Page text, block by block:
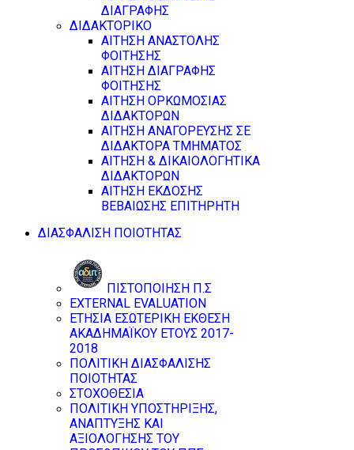
ΔΙΑΓΡΑΦΗΣ
ΔΙΔΑΚΤΟΡΙΚΟ
ΑΙΤΗΣΗ ΑΝΑΣΤΟΛΗΣ
ΦΟΙΤΗΣΗΣ
ΑΙΤΗΣΗ ΔΙΑΓΡΑΦΗΣ
ΦΟΙΤΗΣΗΣ
ΑΙΤΗΣΗ ΟΡΚΩΜΟΣΙΑΣ
ΔΙΔΑΚΤΟΡΩΝ
ΑΙΤΗΣΗ ΑΝΑΓΟΡΕΥΣΗΣ ΣΕ
ΔΙΔΑΚΤΟΡΑ ΤΜΗΜΑΤΟΣ
ΑΙΤΗΣΗ & ΔΙΚΑΙΟΛΟΓΗΤΙΚΑ
ΔΙΔΑΚΤΟΡΩΝ
ΑΙΤΗΣΗ ΕΚΔΟΣΗΣ
ΒΕΒΑΙΩΣΗΣ ΕΠΙΤΗΡΗΤΗ
ΔΙΑΣΦΑΛΙΣΗ ΠΟΙΟΤΗΤΑΣ
ΠΙΣΤΟΠΟΙΗΣΗ Π.Σ
EXTERNAL EVALUATION
ΕΤΗΣΙΑ ΕΣΩΤΕΡΙΚΗ ΕΚΘΕΣΗ
ΑΚΑΔΗΜΑΪΚΟΥ ΕΤΟΥΣ 2017-
2018
ΠΟΛΙΤΙΚΗ ΔΙΑΣΦΑΛΙΣΗΣ
ΠΟΙΟΤΗΤΑΣ
ΣΤΟΧΟΘΕΣΙΑ
ΠΟΛΙΤΙΚΗ ΥΠΟΣΤΗΡΙΞΗΣ,
ΑΝΑΠΤΥΞΗΣ ΚΑΙ
ΑΞΙΟΛΟΓΗΣΗΣ ΤΟΥ